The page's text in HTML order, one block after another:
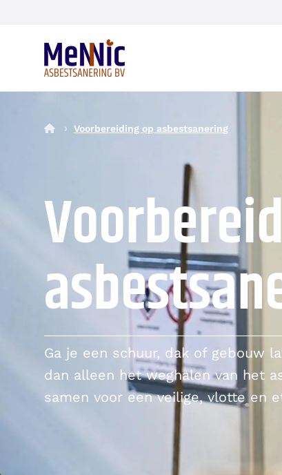
Ga je een schuur, dak of gebouw
dan alleen het weghalen van het
samen voor een veilige, vlotte en
› Voorbereiding op asbestsanering